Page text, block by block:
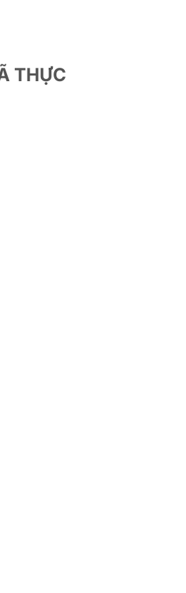
THỰC